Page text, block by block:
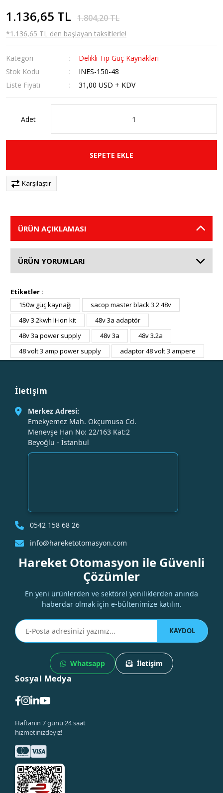
1.136,65 TL 1.804,20 TL
*1.136,65 TL den başlayan taksitlerle!
Kategori
Delikli Tip Güç Kaynakları
Stok Kodu
INES-150-48
Liste Fiyatı
31,00 USD + KDV
Adet
SEPETE EKLE
Karşılaştır
ÜRÜN AÇIKLAMASI
ÜRÜN YORUMLARI
Etiketler :
150w güç kaynağı
sacop master black 3.2 48v
48v 3.2kwh li-ion kit
48v 3a adaptör
48v 3a power supply
48v 3a
48v 3.2a
48 volt 3 amp power supply
adaptor 48 volt 3 ampere
İletişim
Merkez Adresi:
Emekyemez Mah. Okçumusa Cd.
Menevşe Han No: 22/163 Kat:2
Beyoğlu - İstanbul
0542 158 68 26
info@hareketotomasyon.com
Hareket Otomasyon ile Güvenli
Çözümler
En yeni ürünlerden ve sektörel yeniliklerden anında
haberdar olmak için e-bültenimize katılın.
KAYDOL
Whatsapp İletişim
Sosyal Medya
Haftanın 7 günü 24 saat
hizmetinizdeyiz!